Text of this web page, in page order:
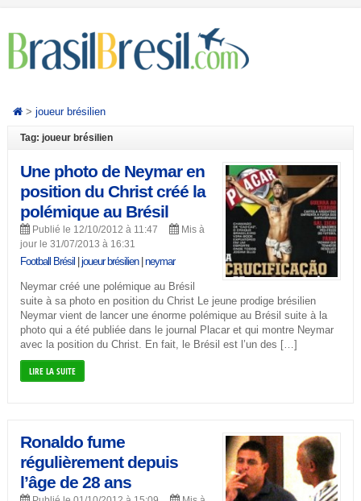
> joueur brésilien
Tag: joueur brésilien
Une photo de Neymar en
position du Christ créé la
polémique au Brésil
Publié le 12/10/2012 à 11:47
Mis à
jour le 31/07/2013 à 16:31
Football Brésil joueur brésilien| neymar
Neymar créé une polémique au Brésil
suite à sa photo en position du Christ Le jeune prodige brésilien
Neymar vient de lancer une énorme polémique au Brésil suite à la
photo qui a été publiée dans le journal Placar et qui montre Neymar
avec la position du Christ. En fait, le Brésil est l’un des […]
LIRE LA SUITE
Ronaldo fume
régulièrement depuis
l’âge de 28 ans